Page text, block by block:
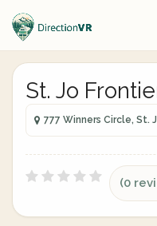
St. Jo
777 Winners Circle, St.
(0